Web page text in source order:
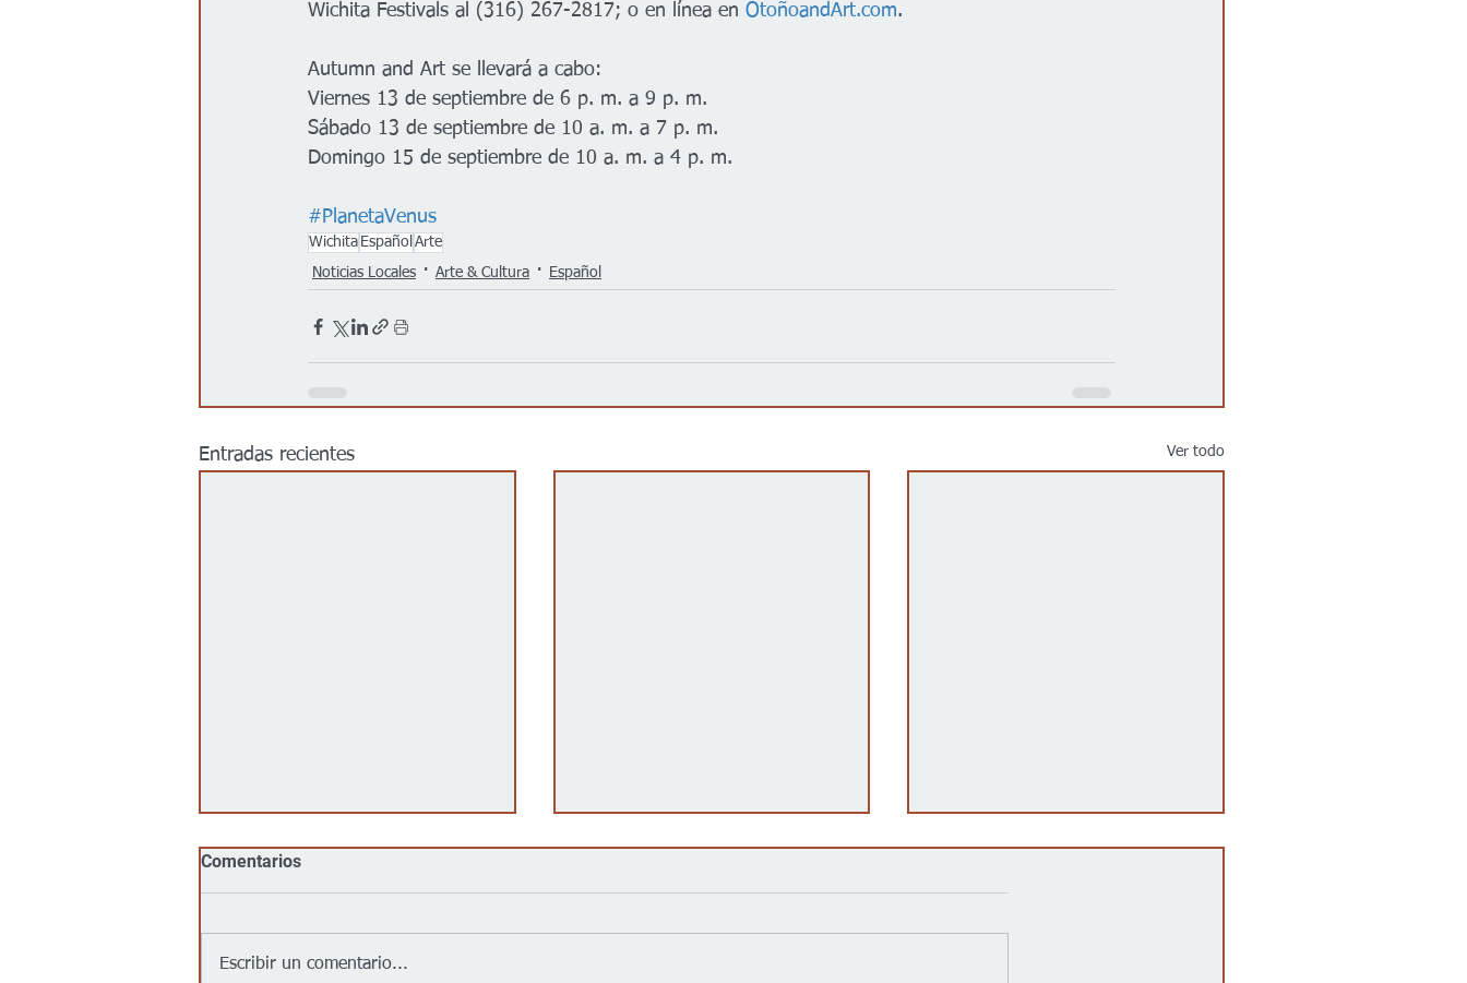
Wichita Festivals al (316) 267-2817; o en línea en OtoñoandArt.com.
Autumn and Art se llevará a cabo:
Viernes 13 de septiembre de 6 p. m. a 9 p. m.
Sábado 13 de septiembre de 10 a. m. a 7 p. m.
Domingo 15 de septiembre de 10 a. m. a 4 p. m.
#PlanetaVenus
Wichita Español Arte
Noticias Locales
Arte & Cultura Español
Entradas recientes Ver todo
Comentarios
Escribir un comentario...